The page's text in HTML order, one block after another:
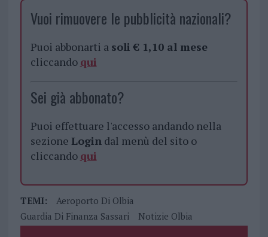
Vuoi rimuovere le pubblicità nazionali?
Puoi abbonarti a soli € 1,10 al mese
cliccando qui
Sei già abbonato?
Puoi effettuare l'accesso andando nella
sezione Logindal menù del sito o
cliccando qui
TEMI:
Aeroporto Di Olbia
Guardia Di Finanza Sassari
Notizie Olbia